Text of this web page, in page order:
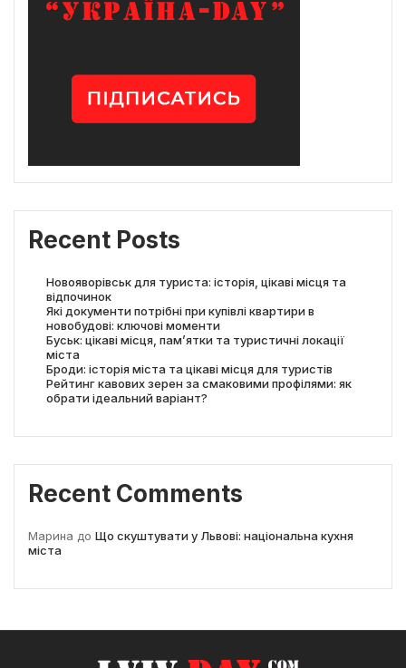
Recent Posts
Новояворівськ для туриста: історія, цікаві місця та
відпочинок
Які документи потрібні при купівлі квартири в
новобудові: ключові моменти
Буськ: цікаві місця, пам’ятки та туристичні локації
міста
Броди: історія міста та цікаві місця для туристів
Рейтинг кавових зерен за смаковими профілями: як
обрати ідеальний варіант?
Recent Comments
Марина до Що скуштувати у Львові: національна кухня
міста